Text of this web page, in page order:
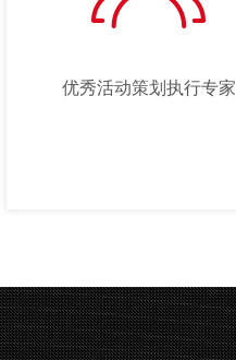
优秀活动策划执行专家